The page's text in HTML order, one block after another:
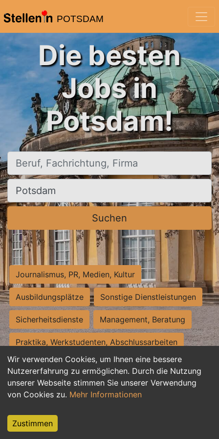
POTSDAM
Wir verwenden Cookies, um Ihnen eine bessere
Nutzererfahrung zu ermöglichen. Durch die Nutzung
unserer Webseite stimmen Sie unserer Verwendung
von Cookies zu. Mehr Informationen
Zustimmen
Die besten
Jobs in
Potsdam!
Beruf, Fachrichtung, Firma
Ort, Stadt
Suchen
Journalismus, PR, Medien, Kultur
Ausbildungsplätze Sonstige Dienstleistungen
Sicherheitsdienste Management, Beratung
Praktika, Werkstudenten, Abschlussarbeiten
Personalwesen Assistenz, Sekretariat
Hilfskräfte, Aushilfs- und Nebenjobs
Weiterbildung, Studium, duale Ausbildung